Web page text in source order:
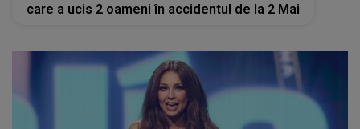
care a ucis 2 oameni în accidentul de la 2 Mai